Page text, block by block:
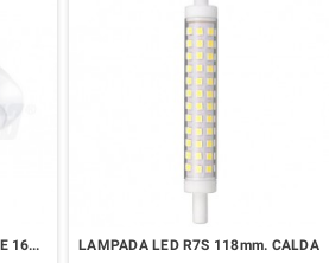
PLAFONIERA LED CIRCOLARE 16W CON SENSORE DI MOVIMENTO LAMPADA LED R7S 118mm. CALDA